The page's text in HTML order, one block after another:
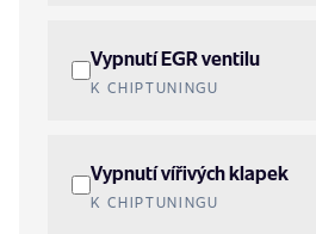
Vypnutí EGR ventilu
K CHIPTUNINGU
Vypnutí vířivých klapek
K CHIPTUNINGU